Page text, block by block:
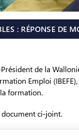
: RÉPONSE DE
de la
Emploi
formation.
document ci-joint.